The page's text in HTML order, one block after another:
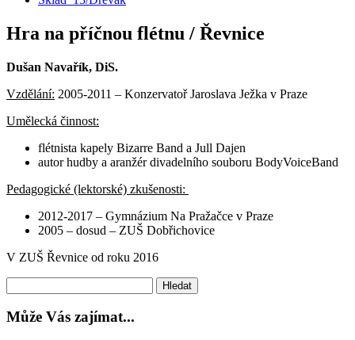
Hra na příčnou flétnu / Řevnice
Dušan Navařík, DiS.
Vzdělání: 2005-2011 – Konzervatoř Jaroslava Ježka v Praze
Umělecká činnost:
flétnista kapely Bizarre Band a Jull Dajen
autor hudby a aranžér divadelního souboru BodyVoiceBand
Pedagogické (lektorské) zkušenosti:
2012-2017 – Gymnázium Na Pražačce v Praze
2005 – dosud – ZUŠ Dobřichovice
V ZUŠ Řevnice od roku 2016
Může Vás zajímat...